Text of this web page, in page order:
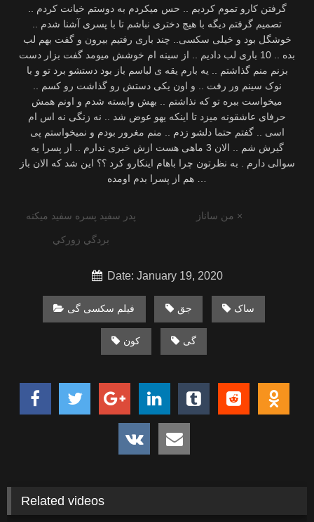
گرفتن کارو تموم کردیم .. حس میکردم به دوستم خیانت کردم ..
تصمیم گرفتم دیگه با هیچ دختری نباشم تا با پسری آشنا شدم ..
خوشگل بود و خیلی سکسی.. چند باری رفتیم بیرون و گفت بهم لب
بده .. 10 باری لب دادیم .. از سینه ام خوشش میومد گفت بزار دست
بزنم منم گذاشتم .. یه بارم یقه ی لباسم باز بود دستشو برد تو و با
نوک سینم ور رفت .. و اون یکی دستش رو گذاشت رو کسم ..
میخواست ببره تو که نذاشتم .. بهش وابسته شدم و اونم همش
حرفای عاشقونه میزد تا اینکه یهو عوض شد .. نه زنگی نه اس ام
اسی .. گفتم حتما دلشو زدم .. منم مغرور بودم و نمیخواستم پی
گیرش شم .. الان 3 ماهی هست ازش خبری ندارم .. از پسرا یه
سوالی دارم . به نظرتون چرا باهام اینکارو کرد ؟؟ این شد که الان باز
پدر سفید پسره سفید میکنه من ساناز ×
بردگي زوركي
Date: January 19, 2020
فیلم سکسی گی جق ساک
کون گی
Related videos